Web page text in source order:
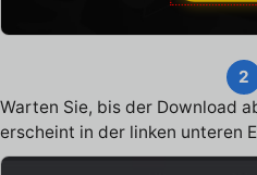
2
Warten Sie, bis der Download
erscheint in der linken unteren